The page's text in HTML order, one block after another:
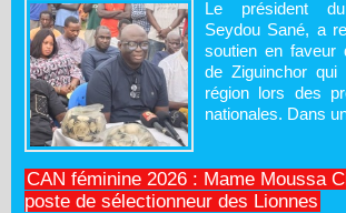
Le président
Seydou Sané, a
soutien en faveur
de Ziguinchor qui
région lors des
nationales. Dans
CAN féminine 2026 : Mame Moussa
poste de sélectionneur des Lionnes